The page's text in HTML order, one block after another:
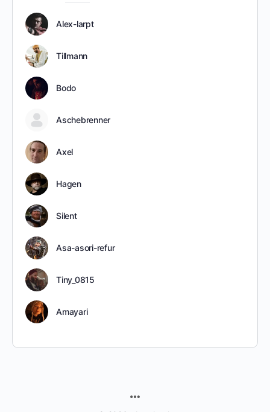
Alex-larpt
Tillmann
Bodo
Aschebrenner
Axel
Hagen
Silent
Asa-asori-refur
Tiny_0815
Amayari